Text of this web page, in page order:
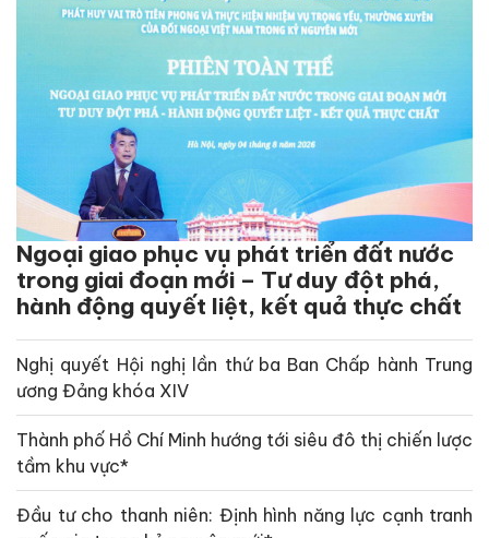
Ngoại giao phục vụ phát triển đất nước
trong giai đoạn mới – Tư duy đột phá,
hành động quyết liệt, kết quả thực chất
Nghị quyết Hội nghị lần thứ ba Ban Chấp hành Trung
ương Đảng khóa XIV
Thành phố Hồ Chí Minh hướng tới siêu đô thị chiến lược
tầm khu vực*
Đầu tư cho thanh niên: Định hình năng lực cạnh tranh